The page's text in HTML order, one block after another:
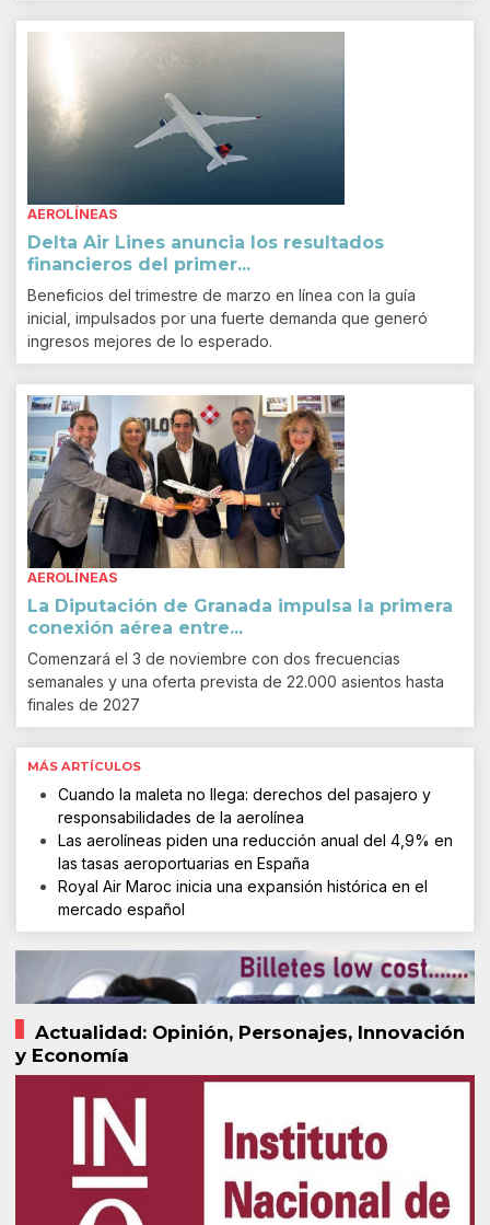
AEROLÍNEAS
Delta Air Lines anuncia los resultados
financieros del primer...
Beneficios del trimestre de marzo en línea con la guía
inicial, impulsados por una fuerte demanda que generó
ingresos mejores de lo esperado.
AEROLÍNEAS
La Diputación de Granada impulsa la primera
conexión aérea entre...
Comenzará el 3 de noviembre con dos frecuencias
semanales y una oferta prevista de 22.000 asientos hasta
finales de 2027
MÁS ARTÍCULOS
Cuando la maleta no llega: derechos del pasajero y
responsabilidades de la aerolínea
Las aerolíneas piden una reducción anual del 4,9% en
las tasas aeroportuarias en España
Royal Air Maroc inicia una expansión histórica en el
mercado español
Actualidad: Opinión, Personajes, Innovación
y Economía